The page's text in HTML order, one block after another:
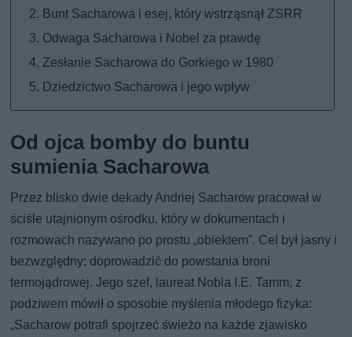
Bunt Sacharowa i esej, który wstrząsnął ZSRR
Odwaga Sacharowa i Nobel za prawdę
Zesłanie Sacharowa do Gorkiego w 1980
Dziedzictwo Sacharowa i jego wpływ
Od ojca bomby do buntu
sumienia Sacharowa
Przez blisko dwie dekady Andriej Sacharow pracował w
ściśle utajnionym ośrodku, który w dokumentach i
rozmowach nazywano po prostu „obiektem”. Cel był jasny i
bezwzględny: doprowadzić do powstania broni
termojądrowej. Jego szef, laureat Nobla I.E. Tamm, z
podziwem mówił o sposobie myślenia młodego fizyka:
„Sacharow potrafi spojrzeć świeżo na każde zjawisko